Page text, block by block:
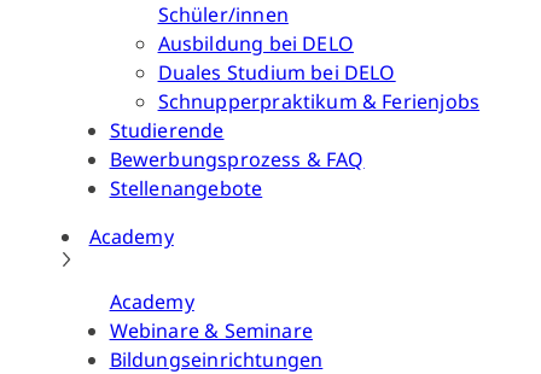
Schüler/innen
Ausbildung bei DELO
Duales Studium bei DELO
Schnupperpraktikum & Ferienjobs
Studierende
Bewerbungsprozess & FAQ
Stellenangebote
Academy
Academy
Webinare & Seminare
Bildungseinrichtungen